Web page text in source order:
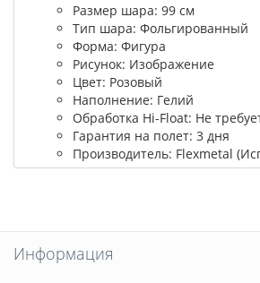
Размер шара: 99 см
Тип шара: Фольгированный
Форма: Фигура
Рисунок: Изображение
Цвет: Розовый
Наполнение: Гелий
Обработка Hi-Float: Не
Гарантия на полет: 3 дня
Производитель: Flexmetal
Информация